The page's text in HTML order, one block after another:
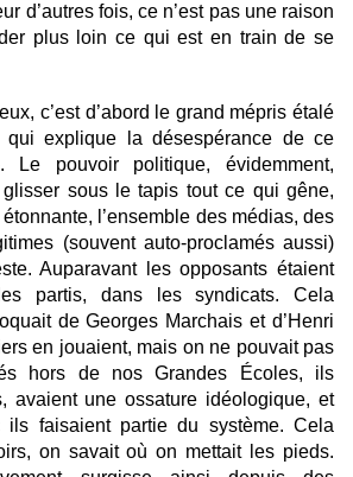
d’autres fois, ce n’est pas une raison
plus loin ce qui est en train de se
c’est d’abord le grand mépris étalé
explique la désespérance de ce
pouvoir politique, évidemment,
sous le tapis tout ce qui gêne,
l’ensemble des médias, des
(souvent auto-proclamés aussi)
Auparavant les opposants étaient
partis, dans les syndicats. Cela
de Georges Marchais et d’Henri
en jouaient, mais on ne pouvait pas
hors de nos Grandes Écoles, ils
avaient une ossature idéologique, et
ils faisaient partie du système. Cela
on savait où on mettait les pieds.